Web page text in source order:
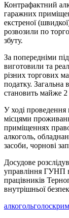
Контрафактний
гаражних
екстреної
розвозили по
збуту.
За попередніми
виготовили та
різних торгових
податку. Загальна
становить майже
У ході проведення
місцями
приміщеннях
алкоголь,
засоби, чорнові
Досудове
управління ГУНП
працівників
внутрішньої
алкогольголос